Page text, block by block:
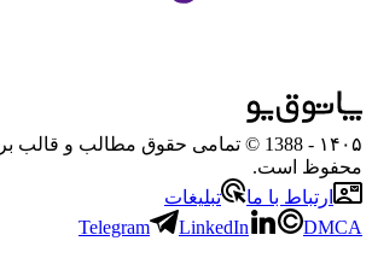
۱۴۰۵
- 1388 © تمامی حقوق مطالب و قالب
محفوظ است.
ارتباط با ما
تبلیغات
Telegram
LinkedIn DMCA